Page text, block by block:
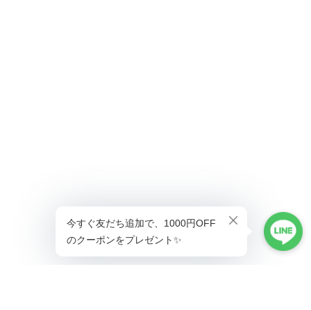
ショップに質問する